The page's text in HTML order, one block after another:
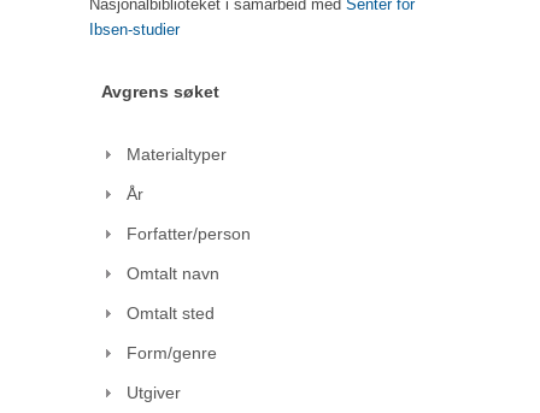
Nasjonalbiblioteket i samarbeid med Senter for
Ibsen-studier
Avgrens søket
Materialtyper
År
Forfatter/person
Omtalt navn
Omtalt sted
Form/genre
Utgiver